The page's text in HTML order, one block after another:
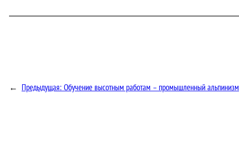
← Предыдущая: Обучение высотным работам – промышленный альпинизм